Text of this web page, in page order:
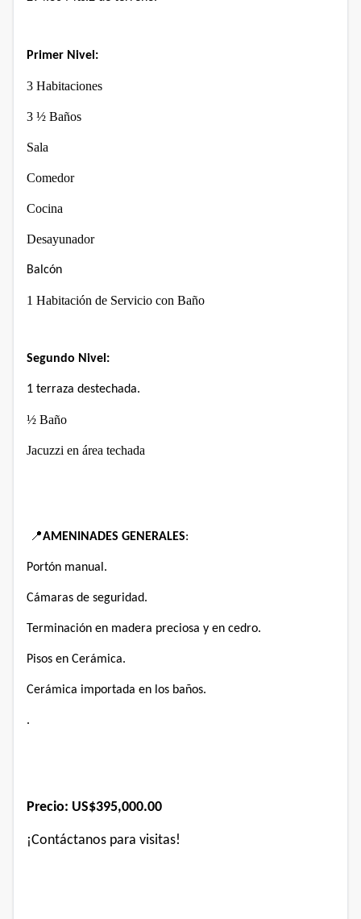
Primer Nivel:
3 Habitaciones
3 ½ Baños
Sala
Comedor
Cocina
Desayunador
Balcón
1 Habitación de Servicio con Baño
Segundo Nivel:
1 terraza destechada.
½ Baño
Jacuzzi en área techada
📍AMENINADES GENERALES:
Portón manual.
Cámaras de seguridad.
Terminación en madera preciosa y en cedro.
Pisos en Cerámica.
Cerámica importada en los baños.
.
Precio: US$395,000.00
¡Contáctanos para visitas!